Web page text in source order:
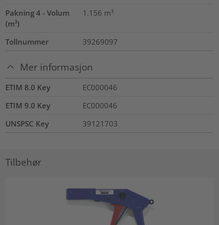
Pakning 4 - Volum
(m³)
1.156 m³
Tollnummer 39269097
Mer informasjon
ETIM 8.0 Key
EC000046
ETIM 9.0 Key
EC000046
UNSPSC Key
39121703
Tilbehør